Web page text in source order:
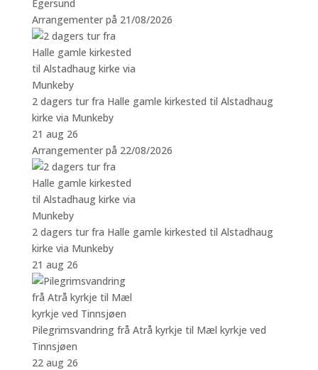
Egersund
Arrangementer på 21/08/2026
2 dagers tur fra Halle gamle kirkested til Alstadhaug
kirke via Munkeby
21 aug 26
Arrangementer på 22/08/2026
2 dagers tur fra Halle gamle kirkested til Alstadhaug
kirke via Munkeby
21 aug 26
Pilegrimsvandring frå Atrå kyrkje til Mæl kyrkje ved
Tinnsjøen
22 aug 26